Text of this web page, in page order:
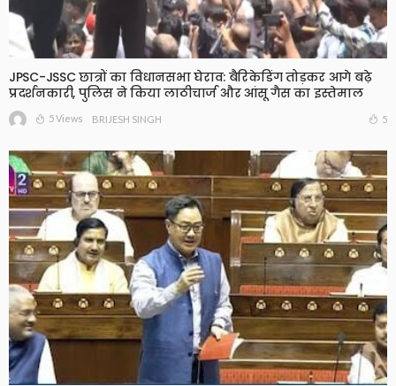
JPSC-JSSC छात्रों का विधानसभा घेराव: बैरिकेडिंग तोड़कर आगे बढ़े
प्रदर्शनकारी, पुलिस ने किया लाठीचार्ज और आंसू गैस का इस्तेमाल
5 Views BRIJESH SINGH 5